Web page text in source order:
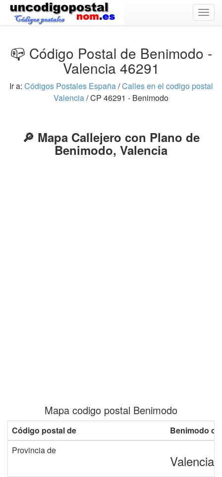
📪 Código Postal de Benimodo -
Valencia 46291
Ir a: Códigos Postales España/Calles en el codigo postal
Valencia/ CP 46291 - Benimodo
🔎 Mapa Callejero con Plano de
Benimodo, Valencia
Mapa codigo postal Benimodo
Código postal de
Benimodo
Provincia de
Valencia